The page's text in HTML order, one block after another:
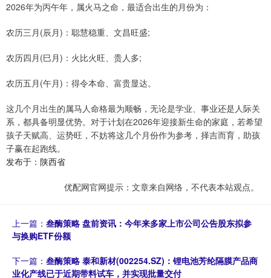
2026年为丙午年，属火马之命，最适合出生的月份为：
农历三月(辰月)：聪慧稳重、文昌旺盛;
农历四月(巳月)：火比火旺、贵人多;
农历五月(午月)：得令本命、富贵显达。
这几个月出生的属马人命格最为顺畅，无论是学业、事业还是人际关
系，都具备明显优势。对于计划在2026年迎接新生命的家庭，若希望
孩子天赋高、运势旺，不妨将这几个月份作为参考，择吉而育，助孩
子赢在起跑线。
发布于：陕西省
优配网官网提示：文章来自网络，不代表本站观点。
上一篇： 叁酶策略 盘前资讯：今年来多家上市公司公告股东拟参
与换购ETF份额
下一篇： 叁酶策略 泰和新材(002254.SZ)：锂电池芳纶隔膜产品商
业化产线已于近期带料试车，并实现批量交付